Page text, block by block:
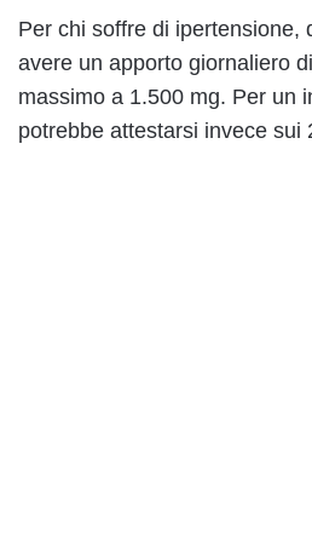
Per chi soffre di ipertensione,
avere un apporto giornaliero
massimo a 1.500 mg. Per un
potrebbe attestarsi invece sui